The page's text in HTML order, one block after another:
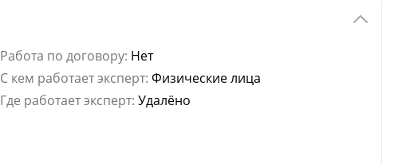
Работа по договору: Нет
С кем работает эксперт: Физические лица
Где работает эксперт: Удалёно